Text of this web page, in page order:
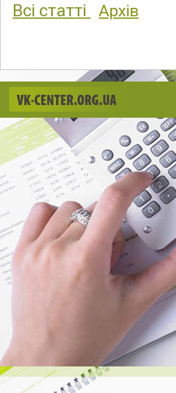
Всі статті Архів
VK-CENTER.ORG.UA